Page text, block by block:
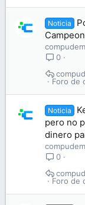
Noticia
0
Foro de
Noticia
pero no
dinero
0
Foro de